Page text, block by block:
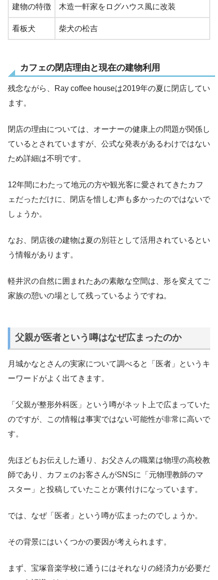
建物の特徴 木造一軒家をログハウス風に改装
看板犬 柴犬の松吉
カフェの閉店理由と現在の建物利用
残念ながら、Ray coffee houseは2019年の夏に閉店してい
ます。
閉店の理由については、オーナーの健康上の問題が関係し
ているとされていますが、公式な発表があるわけではない
ため詳細は不明です。
12年間にわたって地元の方や観光客に愛されてきたカフ
ェだっただけに、閉店を惜しむ声も多かったのではないで
しょうか。
なお、閉店後の建物は夏の別荘として活用されているとい
う情報があります。
軽井沢の自然に囲まれたあの素敵な空間は、形を変えてご
家族の憩いの場として残っているようですね。
父親が医者という噂はなぜ広まったのか
月城かなとさんの実家について調べると「医者」というキ
ーワードがよく出てきます。
「父親が整形外科医」という噂がネット上で広まっていた
のですが、この情報は事実ではない可能性が非常に高いで
す。
先ほどもお伝えした通り、お父さんの職業は物理の高校教
師であり、カフェのお客さんがSNSに「元物理教師のマ
スター」と投稿していたことが裏付けになっています。
では、なぜ「医者」という噂が広まったのでしょうか。
その背景にはいくつかの要因が考えられます。
まず、宝塚音楽学校に通うにはそれなりの経済力が必要だ